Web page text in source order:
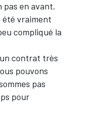
en avant.
été vraiment
compliqué la
contrat très
pouvons
pas
pour